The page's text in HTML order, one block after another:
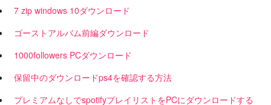
7 zip windows 10ダウンロード
ゴーストアルバム前編ダウンロード
1000followers PCダウンロード
保留中のダウンロードps4を確認する方法
プレミアムなしでspotifyプレイリストをPCにダウンロードする